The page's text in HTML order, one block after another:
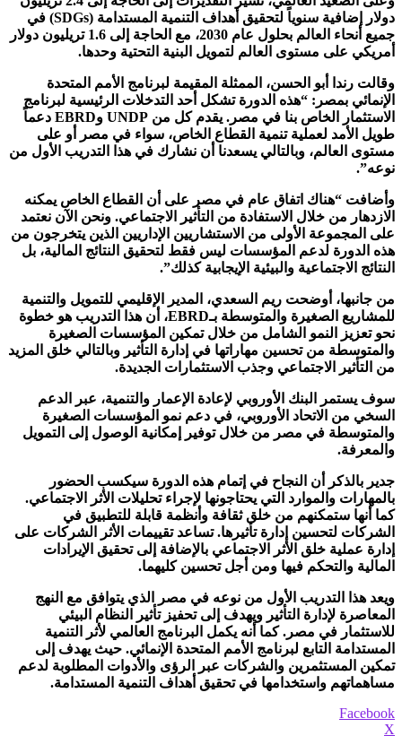
دولار إضافية سنوياً لتحقيق أهداف التنمية المستدامة (SDGs) في
جميع أنحاء العالم بحلول عام 2030، مع الحاجة إلى 1.6 تريليون دولار
أمريكي على مستوى العالم لتمويل البنية التحتية وحدها.
وقالت رندا أبو الحسن، الممثلة المقيمة لبرنامج الأمم المتحدة
الإنمائي بمصر: “هذه الدورة تشكل أحد التدخلات الرئيسية لبرنامج
الاستثمار الخاص بنا في مصر. يقدم كل من UNDP وEBRD دعماً
طويل الأمد لعملية تنمية القطاع الخاص، سواء في مصر أو على
مستوى العالم، وبالتالي يسعدنا أن نشارك في هذا التدريب الأول من
نوعه”.
وأضافت “هناك اتفاق عام في مصر على أن القطاع الخاص يمكنه
الازدهار من خلال الاستفادة من التأثير الاجتماعي. ونحن الآن نعتمد
على المجموعة الأولى من الاستشاريين الإداريين الذين يتخرجون من
هذه الدورة لدعم المؤسسات ليس فقط لتحقيق النتائج المالية، بل
النتائج الاجتماعية والبيئية الإيجابية كذلك”.
من جانبها، أوضحت ريم السعدي، المدير الإقليمي للتمويل والتنمية
للمشاريع الصغيرة والمتوسطة بـEBRD، أن هذا التدريب هو خطوة
نحو تعزيز النمو الشامل من خلال تمكين المؤسسات الصغيرة
والمتوسطة من تحسين مهاراتها في إدارة التأثير وبالتالي خلق المزيد
من التأثير الاجتماعي وجذب الاستثمارات الجديدة.
سوف يستمر البنك الأوروبي لإعادة الإعمار والتنمية، عبر الدعم
السخي من الاتحاد الأوروبي، في دعم نمو المؤسسات الصغيرة
والمتوسطة في مصر من خلال توفير إمكانية الوصول إلى التمويل
والمعرفة.
جدير بالذكر أن النجاح في إتمام هذه الدورة سيكسب الحضور
بالمهارات والموارد التي يحتاجونها لإجراء تحليلات الأثر الاجتماعي.
كما أنها ستمكنهم من خلق ثقافة وأنظمة قابلة للتطبيق في
الشركات لتحسين إدارة تأثيرها. تساعد تقييمات الأثر الشركات على
إدارة عملية خلق الأثر الاجتماعي بالإضافة إلى تحقيق الإيرادات
المالية والتحكم فيها ومن أجل تحسين كليهما.
ويعد هذا التدريب الأول من نوعه في مصر الذي يتوافق مع النهج
المعاصرة لإدارة التأثير ويهدف إلى تحفيز تأثير النظام البيئي
للاستثمار في مصر. كما أنه يكمل البرنامج العالمي لأثر التنمية
المستدامة التابع لبرنامج الأمم المتحدة الإنمائي. حيث يهدف إلى
تمكين المستثمرين والشركات عبر الرؤى والأدوات المطلوبة لدعم
مساهماتهم واستخدامها في تحقيق أهداف التنمية المستدامة.
Facebook
X